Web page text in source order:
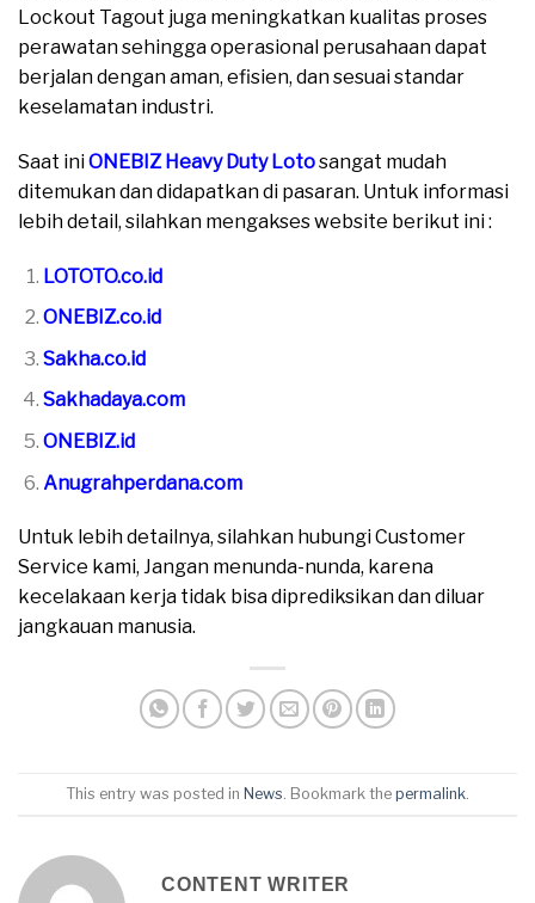
Lockout Tagout juga meningkatkan kualitas proses
perawatan sehingga operasional perusahaan dapat
berjalan dengan aman, efisien, dan sesuai standar
keselamatan industri.
Saat iniONEBIZ Heavy Duty Lotosangat mudah
ditemukan dan didapatkan di pasaran. Untuk informasi
lebih detail, silahkan mengakses website berikut ini :
LOTOTO.co.id
ONEBIZ.co.id
Sakha.co.id
Sakhadaya.com
ONEBIZ.id
Anugrahperdana.com
Untuk lebih detailnya, silahkan hubungi Customer
Service kami, Jangan menunda-nunda, karena
kecelakaan kerja tidak bisa diprediksikan dan diluar
jangkauan manusia.
This entry was posted in News . Bookmark the permalink
CONTENT WRITER